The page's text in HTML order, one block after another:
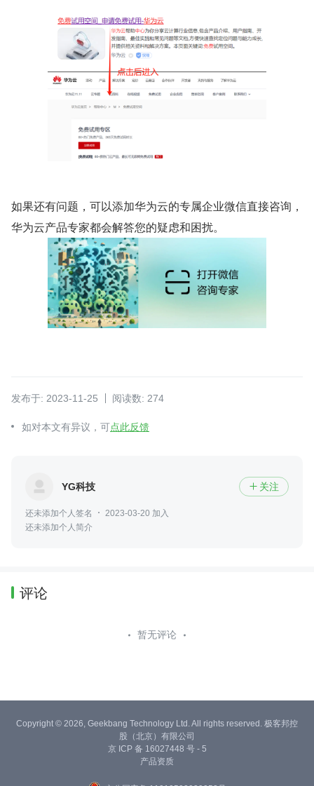
如果还有问题，可以添加华为云的专属企业微信直接咨询，
华为云产品专家都会解答您的疑虑和困扰。
发布于: 2023-11-25 阅读数: 274
如对本文有异议，可点此反馈
YG科技  关注
还未添加个人签名
2023-03-20 加入
还未添加个人简介
评论
暂无评论
Copyright © 2026, Geekbang Technology Ltd. All rights reserved. 极客邦控
股（北京）有限公司
京 ICP 备 16027448 号 - 5
产品资质